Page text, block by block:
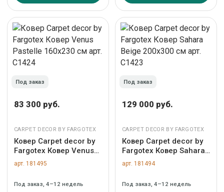
Под заказ
83 300 руб.
CARPET DECOR BY FARGOTEX
Ковер Carpet decor by
Fargotex Ковер Venus
Pastelle 160х230 см
арт. C1424
арт. 181495
Под заказ, 4–12 недель
Под заказ
129 000 руб.
CARPET DECOR BY FARGOTEX
Ковер Carpet decor by
Fargotex Ковер Sahara
Beige 200х300 см арт.
C1423
арт. 181494
Под заказ, 4–12 недель